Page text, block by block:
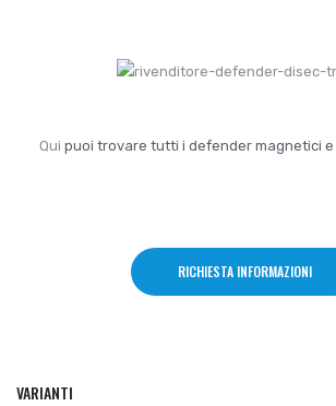
Qui puoi trovare tutti i defender magnetici e
RICHIESTA INFORMAZIONI
VARIANTI